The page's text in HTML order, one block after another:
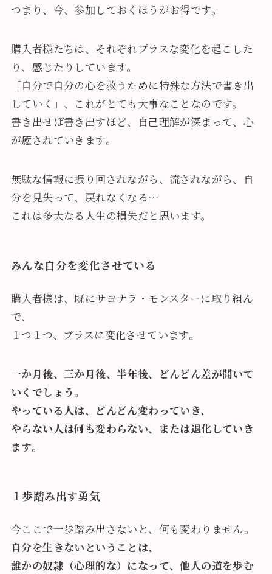
つまり、今、参加しておくほうがお得です。
購入者様たちは、それぞれプラスな変化を起こした
り、感じたりしています。
「自分で自分の心を救うために特殊な方法で書き出
していく」、これがとても大事なことなのです。
書き出せば書き出すほど、自己理解が深まって、心
が癒されていきます。
無駄な情報に振り回されながら、流されながら、自
分を見失って、戻れなくなる…
これは多大なる人生の損失だと思います。
みんな自分を変化させている
購入者様は、既にサヨナラ・モンスターに取り組ん
で、
１つ１つ、プラスに変化させています。
一か月後、三か月後、半年後、どんどん差が開いて
いくでしょう。
やっている人は、どんどん変わっていき、
やらない人は何も変わらない、または退化していき
ます。
１歩踏み出す勇気
今ここで一歩踏み出さないと、何も変わりません。
自分を生きないということは、
誰かの奴隷（心理的な）になって、他人の道を歩む